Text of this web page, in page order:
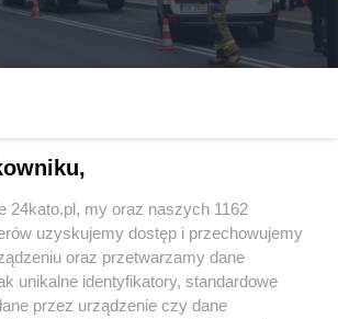
w Katowicach. 69-letni
lokalnych
24kato.pl, my oraz naszych 1162
uzyskujemy dostęp i przechowujemy
oraz przetwarzamy dane
unikalne identyfikatory, standardowe
przez urządzenie czy dane